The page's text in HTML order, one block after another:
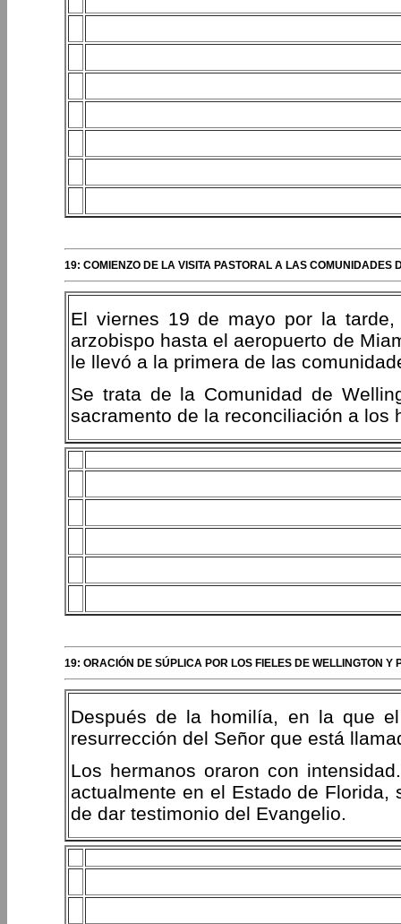
19: COMIENZO DE LA VISITA PASTORAL A LAS COMUNIDADES
El viernes 19 de mayo por la
arzobispo hasta el aeropuerto de
le llevó a la primera de las
Se trata de la Comunidad de
sacramento de la reconciliación a los
19: ORACIÓN DE SÚPLICA POR LOS FIELES DE WELLINGTON
Después de la homilía, en la que
resurrección del Señor que está
Los hermanos oraron con
actualmente en el Estado de
de dar testimonio del Evangelio.